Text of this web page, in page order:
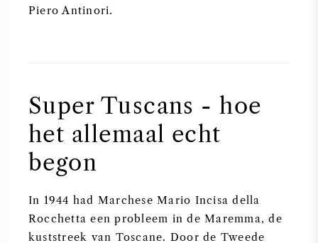
Piero Antinori.
Super Tuscans - hoe
het allemaal echt
begon
In 1944 had Marchese Mario Incisa della
Rocchetta een probleem in de Maremma, de
kuststreek van Toscane. Door de Tweede